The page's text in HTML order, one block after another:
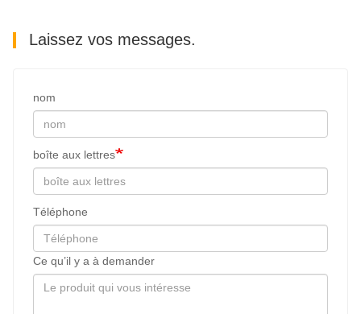
Laissez vos messages.
nom
boîte aux lettres
Téléphone
Ce qu’il y a à demander